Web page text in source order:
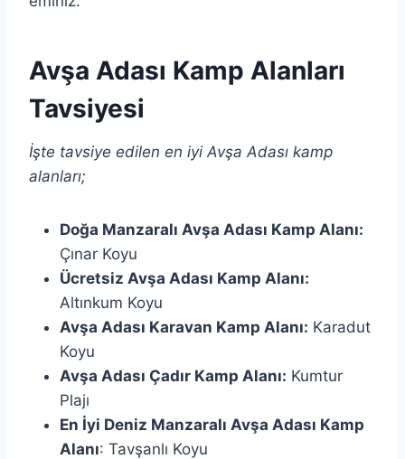
Avşa Adası Kamp Alanları
Tavsiyesi
İşte tavsiye edilen en iyi Avşa Adası kamp
alanları;
Doğa Manzaralı Avşa Adası Kamp Alanı:
Çınar Koyu
Ücretsiz Avşa Adası Kamp Alanı:
Altınkum Koyu
Avşa Adası Karavan Kamp Alanı: Karadut
Koyu
Avşa Adası Çadır Kamp Alanı: Kumtur
Plajı
En İyi Deniz Manzaralı Avşa Adası Kamp
Alanı: Tavşanlı Koyu